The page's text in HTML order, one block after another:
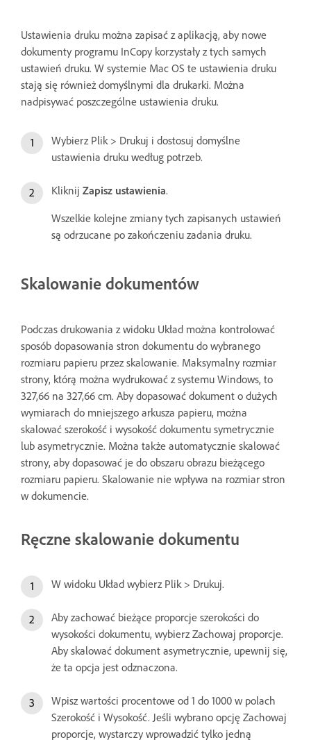
Ustawienia druku można zapisać z aplikacją, aby nowe
dokumenty programu InCopy korzystały z tych samych
ustawień druku. W systemie Mac OS te ustawienia druku
stają się również domyślnymi dla drukarki. Można
nadpisywać poszczególne ustawienia druku.
Wybierz Plik > Drukuj i dostosuj domyślne
ustawienia druku według potrzeb.
Kliknij Zapisz ustawienia.
Wszelkie kolejne zmiany tych zapisanych ustawień
są odrzucane po zakończeniu zadania druku.
Skalowanie dokumentów
Podczas drukowania z widoku Układ można kontrolować
sposób dopasowania stron dokumentu do wybranego
rozmiaru papieru przez skalowanie. Maksymalny rozmiar
strony, którą można wydrukować z systemu Windows, to
327,66 na 327,66 cm. Aby dopasować dokument o dużych
wymiarach do mniejszego arkusza papieru, można
skalować szerokość i wysokość dokumentu symetrycznie
lub asymetrycznie. Można także automatycznie skalować
strony, aby dopasować je do obszaru obrazu bieżącego
rozmiaru papieru. Skalowanie nie wpływa na rozmiar stron
w dokumencie.
Ręczne skalowanie dokumentu
W widoku Układ wybierz Plik > Drukuj.
Aby zachować bieżące proporcje szerokości do
wysokości dokumentu, wybierz Zachowaj proporcje.
Aby skalować dokument asymetrycznie, upewnij się,
że ta opcja jest odznaczona.
Wpisz wartości procentowe od 1 do 1000 w polach
Szerokość i Wysokość. Jeśli wybrano opcję Zachowaj
proporcje, wystarczy wprowadzić tylko jedną